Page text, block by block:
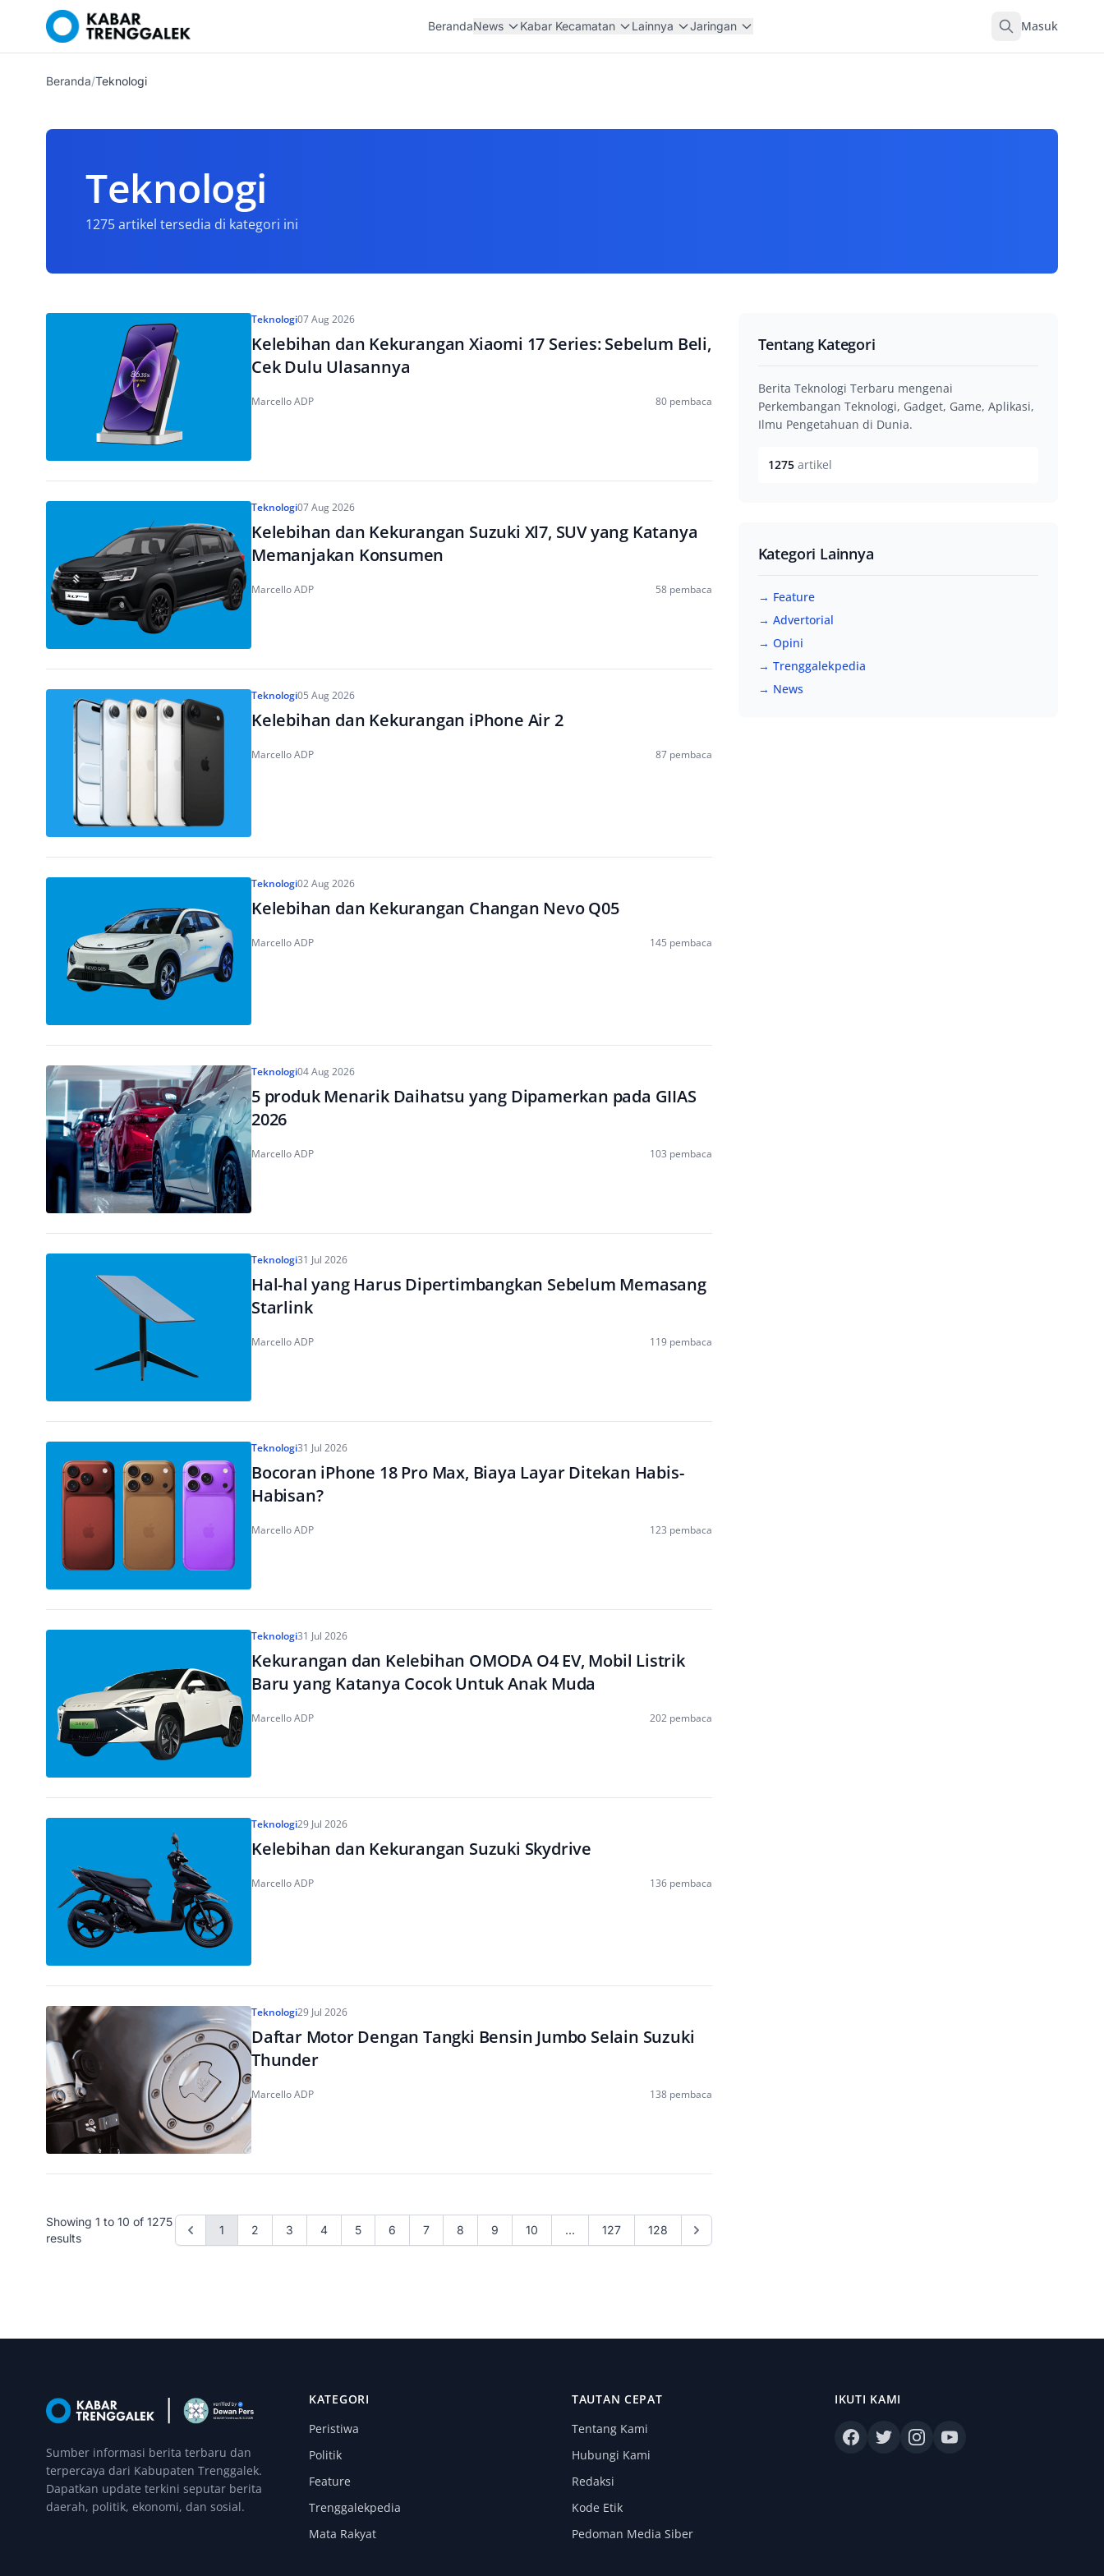
BerandaNews Kabar Kecamatan Lainnya Jaringan Masuk
Beranda/Teknologi
Teknologi
1275 artikel tersedia di kategori ini
Teknologi07 Aug 2026
Kelebihan dan Kekurangan Xiaomi 17 Series: Sebelum Beli,
Cek Dulu Ulasannya
Marcello ADP 80 pembaca
Teknologi07 Aug 2026
Kelebihan dan Kekurangan Suzuki Xl7, SUV yang Katanya
Memanjakan Konsumen
Marcello ADP 58 pembaca
Teknologi05 Aug 2026
Kelebihan dan Kekurangan iPhone Air 2
Marcello ADP 87 pembaca
Teknologi02 Aug 2026
Kelebihan dan Kekurangan Changan Nevo Q05
Marcello ADP 145 pembaca
Teknologi04 Aug 2026
5 produk Menarik Daihatsu yang Dipamerkan pada GIIAS
2026
Marcello ADP 103 pembaca
Teknologi31 Jul 2026
Hal-hal yang Harus Dipertimbangkan Sebelum Memasang
Starlink
Marcello ADP 119 pembaca
Teknologi31 Jul 2026
Bocoran iPhone 18 Pro Max, Biaya Layar Ditekan Habis-
Habisan?
Marcello ADP 123 pembaca
Teknologi31 Jul 2026
Kekurangan dan Kelebihan OMODA O4 EV, Mobil Listrik
Baru yang Katanya Cocok Untuk Anak Muda
Marcello ADP 202 pembaca
Teknologi29 Jul 2026
Kelebihan dan Kekurangan Suzuki Skydrive
Marcello ADP 136 pembaca
Teknologi29 Jul 2026
Daftar Motor Dengan Tangki Bensin Jumbo Selain Suzuki
Thunder
Marcello ADP 138 pembaca
Showing 1 to 10 of 1275
results
1 2 3 4 5 6 7 8 9 10 ... 127 128
Tentang Kategori
Berita Teknologi Terbaru mengenai
Perkembangan Teknologi, Gadget, Game, Aplikasi,
Ilmu Pengetahuan di Dunia.
1275artikel
Kategori Lainnya
→ Feature
→ Advertorial
→ Opini
→ Trenggalekpedia
→ News
Sumber informasi berita terbaru dan
terpercaya dari Kabupaten Trenggalek.
Dapatkan update terkini seputar berita
daerah, politik, ekonomi, dan sosial.
KATEGORI
Peristiwa
Politik
Feature
Trenggalekpedia
Mata Rakyat
TAUTAN CEPAT
Tentang Kami
Hubungi Kami
Redaksi
Kode Etik
Pedoman Media Siber
IKUTI KAMI